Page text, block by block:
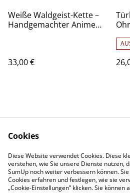
Weiße Waldgeist-Kette –
Handgemachter Anime
33,00 €
Kontakt
Datenschutz
Cookies
Diese Website verwendet Cookies. Diese
verstehen, wie Sie unsere Dienste nutzen,
SumUp noch weiter verbessern können.
Cookies erfahren und festlegen, wie sie
„Cookie-Einstellungen” klicken. Sie können